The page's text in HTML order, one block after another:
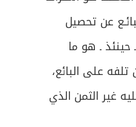
عن تحصيل
حينئذ ـ هو ما
على البائع،
غير الثمن الذي